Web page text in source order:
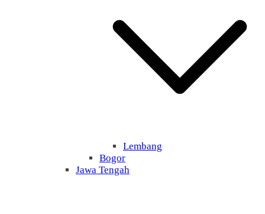
Lembang
Bogor
Jawa Tengah